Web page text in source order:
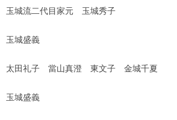
流二代目家元 玉城秀子
盛義
子 當山真澄 東文子 金城千夏
城盛義